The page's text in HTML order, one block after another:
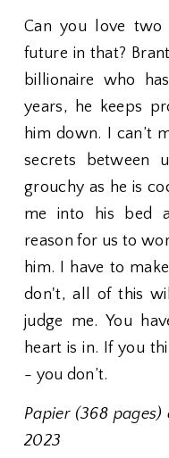
Can you love two
future in that?
billionaire who
years, he keeps
him down. I can’t
secrets between
grouchy as he is
me into his bed
reason for us to
him. I have to
don't, all of this
judge me. You
heart is in. If you
- you don’t.
Papier (368
2023